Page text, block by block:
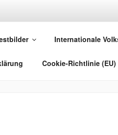
Internationale
Cookie-Richtlinie (EU)